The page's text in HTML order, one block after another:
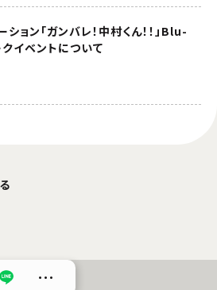
ョン「ガンバレ！中村くん！！」Blu-
イベントについて
…